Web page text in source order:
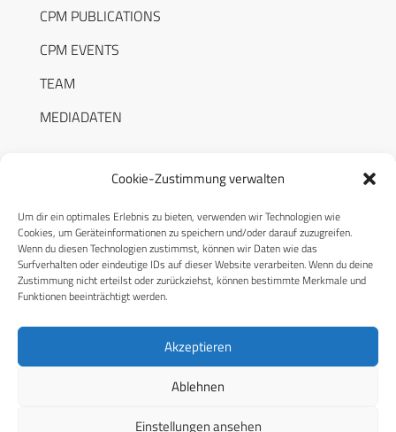
Cookie-Zustimmung verwalten
Um dir ein optimales Erlebnis zu bieten, verwenden wir Technologien wie
Cookies, um Geräteinformationen zu speichern und/oder darauf zuzugreifen.
Wenn du diesen Technologien zustimmst, können wir Daten wie das
Surfverhalten oder eindeutige IDs auf dieser Website verarbeiten. Wenn du deine
Zustimmung nicht erteilst oder zurückziehst, können bestimmte Merkmale und
Funktionen beeinträchtigt werden.
Akzeptieren
Ablehnen
Einstellungen ansehen
CPM PUBLICATIONS
CPM EVENTS
TEAM
MEDIADATEN
RECHTLICHES
Datenschutzerklärung
Cookie-Richtlinie (EU)